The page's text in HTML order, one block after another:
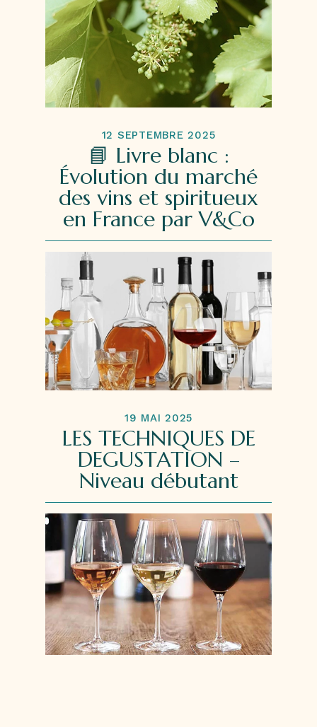
12 SEPTEMBRE 2025
📘 Livre blanc :
Évolution du marché
des vins et spiritueux
en France par V&Co
19 MAI 2025
LES TECHNIQUES DE
DEGUSTATION –
Niveau débutant